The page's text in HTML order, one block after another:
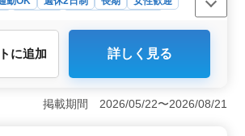
ト
募集＞ 静岡市葵区安西にある会計事
務・税理士補助業務の募集です。申告
行、決算書の作成、巡回監査など幅広
す。経験者や税理士資格保有者を歓迎
に追加 詳しく見る
掲載期間 2026/05/22〜2026/08/21